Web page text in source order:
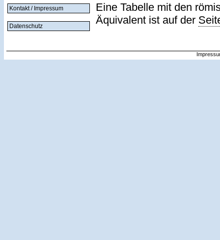
Kontakt / Impressum
Datenschutz
Eine Tabelle mit den
Äquivalent ist auf der